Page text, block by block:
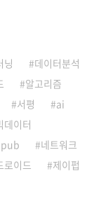
닝
데이터분석
알고리즘
서평
ai
데이터
네트워크
로이드 제이펍